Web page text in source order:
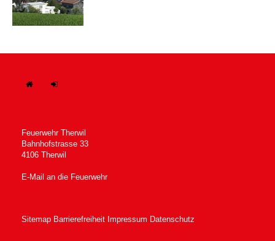
Feuerwehr Therwil
Bahnhofstrasse 33
4106 Therwil
E-Mail an die Feuerwehr
Sitemap Barrierefreiheit Impressum Datenschutz